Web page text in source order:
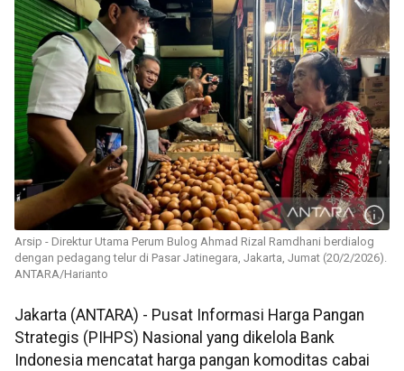
Arsip - Direktur Utama Perum Bulog Ahmad Rizal Ramdhani berdialog
dengan pedagang telur di Pasar Jatinegara, Jakarta, Jumat (20/2/2026).
ANTARA/Harianto
Jakarta (ANTARA) - Pusat Informasi Harga Pangan
Strategis (PIHPS) Nasional yang dikelola Bank
Indonesia mencatat harga pangan komoditas cabai